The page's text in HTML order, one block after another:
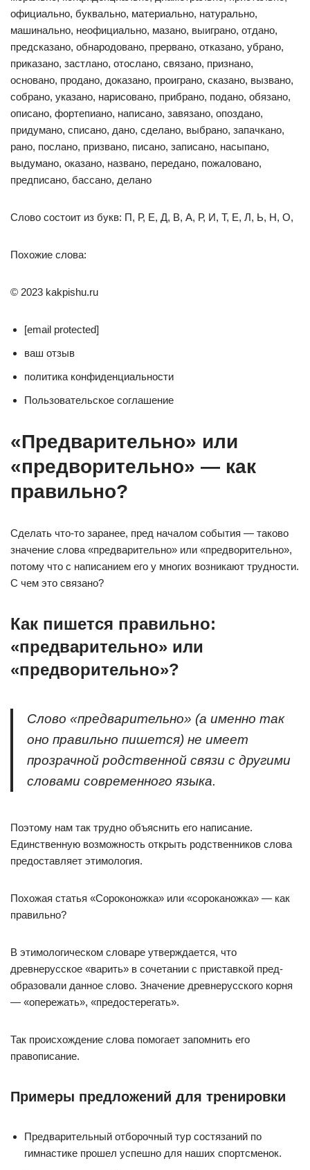
официально, буквально, материально, натурально,
машинально, неофициально, мазано, выиграно, отдано,
предсказано, обнародовано, прервано, отказано, убрано,
приказано, застлано, отослано, связано, признано,
основано, продано, доказано, проиграно, сказано, вызвано,
собрано, указано, нарисовано, прибрано, подано, обязано,
описано, фортепиано, написано, завязано, опоздано,
придумано, списано, дано, сделано, выбрано, запачкано,
рано, послано, призвано, писано, записано, насыпано,
выдумано, оказано, названо, передано, пожаловано,
предписано, бассано, делано
Слово состоит из букв: П, Р, Е, Д, В, А, Р, И, Т, Е, Л, Ь, Н, О,
Похожие слова:
© 2023 kakpishu.ru
[email protected]
ваш отзыв
политика конфиденциальности
Пользовательское соглашение
«Предварительно» или
«предворительно» — как
правильно?
Сделать что-то заранее, пред началом события — таково
значение слова «предварительно» или «предворительно»,
потому что с написанием его у многих возникают трудности.
С чем это связано?
Как пишется правильно:
«предварительно» или
«предворительно»?
Слово «предварительно» (а именно так
оно правильно пишется) не имеет
прозрачной родственной связи с другими
словами современного языка.
Поэтому нам так трудно объяснить его написание.
Единственную возможность открыть родственников слова
предоставляет этимология.
Похожая статья «Сороконожка» или «сороканожка» — как
правильно?
В этимологическом словаре утверждается, что
древнерусское «варить» в сочетании с приставкой пред-
образовали данное слово. Значение древнерусского корня
— «опережать», «предостерегать».
Так происхождение слова помогает запомнить его
правописание.
Примеры предложений для тренировки
Предварительный отборочный тур состязаний по
гимнастике прошел успешно для наших спортсменок.